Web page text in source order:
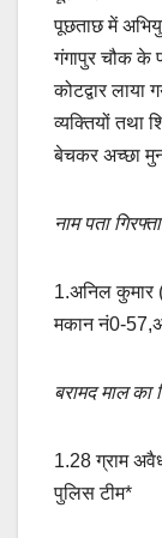
पूछताछ में
गंगापुर चौक के
कोटद्वार लाया
व्यक्तियों तथा
बेचकर अच्छा
नाम पता
1.अनिल कुमार
मकान नं0-
बरामद माल का
1.28 ग्राम
पुलिस टीम*